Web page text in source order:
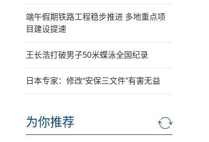
端午假期铁路工程稳步推进 多地重点项
目建设提速
王长浩打破男子50米蝶泳全国纪录
日本专家：修改“安保三文件”有害无益
为你推荐